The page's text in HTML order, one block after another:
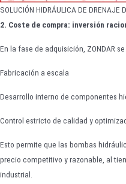
SOLUCIÓN HIDRÁULICA DE DRENAJE
2. Coste de compra: inversión
En la fase de adquisición, ZONDAR
Fabricación a escala
Desarrollo interno de componentes
Control estricto de calidad y
Esto permite que las bombas
precio competitivo y razonable, al
industrial.